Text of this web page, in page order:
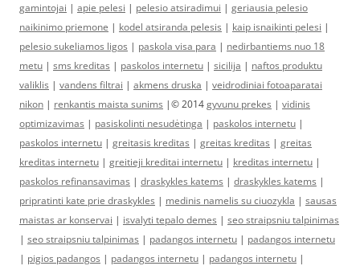
gamintojai | apie pelesi | pelesio atsiradimui | geriausia pelesio
naikinimo priemone | kodel atsiranda pelesis | kaip isnaikinti pelesi |
pelesio sukeliamos ligos | paskola visa para | nedirbantiems nuo 18
metu | sms kreditas | paskolos internetu | sicilija | naftos produktu
valiklis | vandens filtrai | akmens druska | veidrodiniai fotoaparatai
nikon | renkantis maista sunims |© 2014gyvunu prekes | vidinis
optimizavimas | pasiskolinti nesudėtinga | paskolos internetu |
paskolos internetu | greitasis kreditas | greitas kreditas | greitas
kreditas internetu | greitieji kreditai internetu | kreditas internetu |
paskolos refinansavimas | draskykles katems | draskykles katems |
pripratinti kate prie draskykles | medinis namelis su ciuozykla | sausas
maistas ar konservai | isvalyti tepalo demes | seo straipsniu talpinimas
| seo straipsniu talpinimas | padangos internetu | padangos internetu
| pigios padangos | padangos internetu | padangos internetu |